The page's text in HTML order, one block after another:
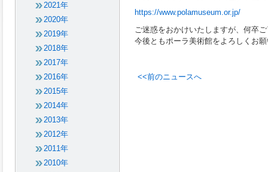
2021年
2020年
2019年
2018年
2017年
2016年
2015年
2014年
2013年
2012年
2011年
2010年
https://www.polamuseum.or.jp/
ご迷惑をおかけいたしますが、何卒
今後ともポーラ美術館をよろしくお
<<前のニュースへ